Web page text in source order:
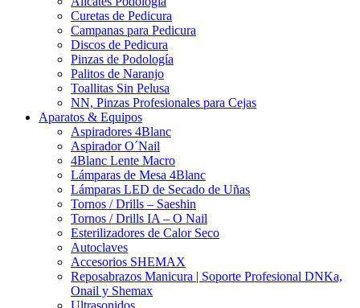
Curetas de Pedicura
Campanas para Pedicura
Discos de Pedicura
Pinzas de Podología
Palitos de Naranjo
Toallitas Sin Pelusa
NN, Pinzas Profesionales para Cejas
Aparatos & Equipos
Aspiradores 4Blanc
Aspirador O´Nail
4Blanc Lente Macro
Lámparas de Mesa 4Blanc
Lámparas LED de Secado de Uñas
Tornos / Drills – Saeshin
Tornos / Drills IA – O Nail
Esterilizadores de Calor Seco
Autoclaves
Accesorios SHEMAX
Reposabrazos Manicura | Soporte Profesional DNKa,
Onail y Shemax